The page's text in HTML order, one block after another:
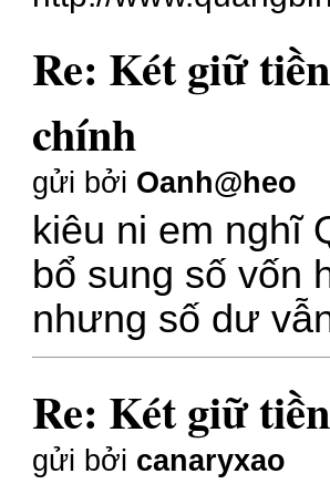
Re: Két giữ
chính
gửi bởi Oanh@heo
kiêu ni em nghĩ
bổ sung số vốn
nhưng số dư
Re: Két giữ
gửi bởi canaryxao